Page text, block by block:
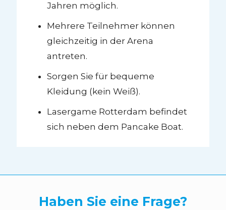
Jahren möglich.
Mehrere Teilnehmer können
gleichzeitig in der Arena
antreten.
Sorgen Sie für bequeme
Kleidung (kein Weiß).
Lasergame Rotterdam befindet
sich neben dem Pancake Boat.
Haben Sie eine Frage?